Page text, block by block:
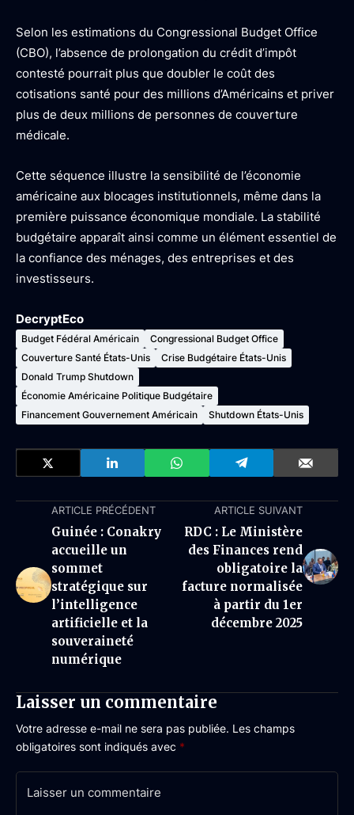
Selon les estimations du Congressional Budget Office
(CBO), l’absence de prolongation du crédit d’impôt
contesté pourrait plus que doubler le coût des
cotisations santé pour des millions d’Américains et priver
plus de deux millions de personnes de couverture
médicale.
Cette séquence illustre la sensibilité de l’économie
américaine aux blocages institutionnels, même dans la
première puissance économique mondiale. La stabilité
budgétaire apparaît ainsi comme un élément essentiel de
la confiance des ménages, des entreprises et des
investisseurs.
DecryptEco
Budget Fédéral Américain
Congressional Budget Office
Couverture Santé États-Unis
Crise Budgétaire États-Unis
Donald Trump Shutdown
Économie Américaine Politique Budgétaire
Financement Gouvernement Américain
Shutdown États-Unis
ARTICLE PRÉCÉDENT
Guinée : Conakry
accueille un
sommet
stratégique sur
l’intelligence
artificielle et la
souveraineté
numérique
ARTICLE SUIVANT
RDC : Le Ministère
des Finances rend
obligatoire la
facture normalisée
à partir du 1er
décembre 2025
Laisser un commentaire
Votre adresse e-mail ne sera pas publiée. Les champs
obligatoires sont indiqués avec *